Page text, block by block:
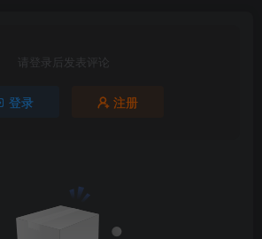
请登录后发表评论
登录 注册